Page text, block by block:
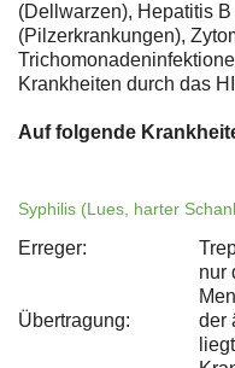
(Dellwarzen), Hepatitis
(Pilzerkrankungen),
Krankheiten durch das
Auf folgende
Syphilis (Lues, harter
Erreger:
Übertragung:
nur
der